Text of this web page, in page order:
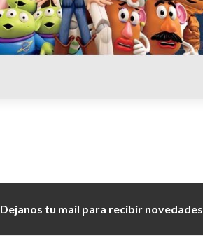
Dejanos tu mail para recibir novedades